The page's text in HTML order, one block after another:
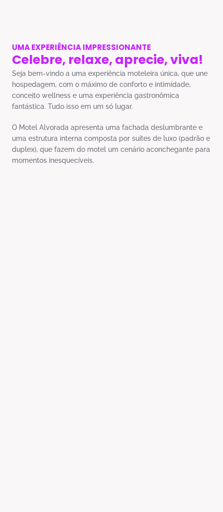
UMA EXPERIÊNCIA IMPRESSIONANTE
Celebre, relaxe, aprecie, viva!
Seja bem-vindo a uma experiência moteleira única, que une
hospedagem, com o máximo de conforto e intimidade,
conceito wellness e uma experiência gastronômica
fantástica. Tudo isso em um só lugar.
O Motel Alvorada apresenta uma fachada deslumbrante e
uma estrutura interna composta por suítes de luxo (padrão e
duplex), que fazem do motel um cenário aconchegante para
momentos inesquecíveis.